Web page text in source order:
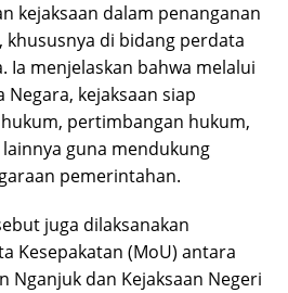
kejaksaan dalam penanganan
di bidang perdata
Ia menjelaskan bahwa melalui
Negara, kejaksaan siap
pertimbangan hukum,
guna mendukung
pemerintahan.
juga dilaksanakan
Kesepakatan (MoU) antara
Nganjuk dan Kejaksaan Negeri